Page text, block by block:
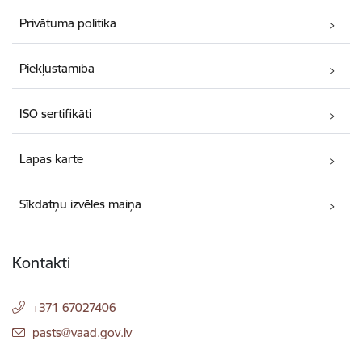
Privātuma politika
Piekļūstamība
ISO sertifikāti
Lapas karte
Sīkdatņu izvēles maiņa
Kontakti
+371 67027406
E-pasts:
pasts@vaad.gov.lv